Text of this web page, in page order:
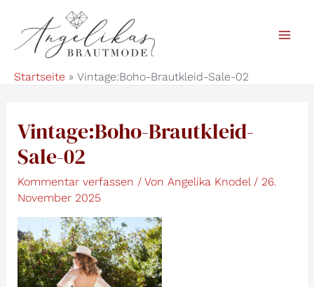
Inhalt
springen
Startseite Vintage:Boho-Brautkleid-Sale-02
Vintage:Boho-Brautkleid-
Sale-02
Kommentar verfassen / Von Angelika Knodel / 26.
November 2025